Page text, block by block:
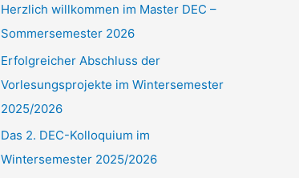
a
c
h
:
Herzlich willkommen im Master DEC –
Sommersemester 2026
Erfolgreicher Abschluss der
Vorlesungsprojekte im Wintersemester
2025/2026
Das 2. DEC-Kolloquium im
Wintersemester 2025/2026